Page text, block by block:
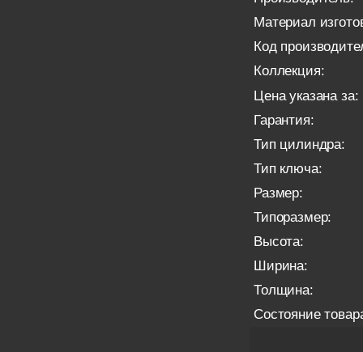
Материал
Код
Коллекция:
Цена указана за:
Гарантия:
Тип цилиндра:
Тип ключа:
Размер:
Типоразмер:
Высота:
Ширина:
Толщина:
Состояние